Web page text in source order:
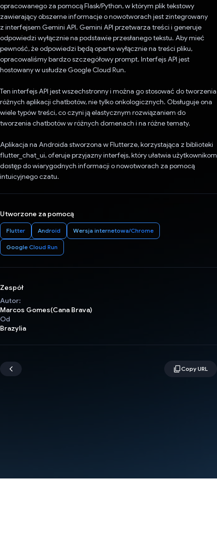
opracowanego za pomocą Flask/Python, w którym plik tekstowy
zawierający obszerne informacje o nowotworach jest zintegrowany
z interfejsem Gemini API. Gemini API przetwarza treści i generuje
odpowiedzi wyłącznie na podstawie przesłanego tekstu. Aby mieć
pewność, że odpowiedzi będą oparte wyłącznie na treści pliku,
opracowaliśmy bardzo szczegółowy prompt. Interfejs API jest
hostowany w usłudze Google Cloud Run.
Ten interfejs API jest wszechstronny i można go stosować do tworzenia
różnych aplikacji chatbotów, nie tylko onkologicznych. Obsługuje ona
wiele typów treści, co czyni ją elastycznym rozwiązaniem do
tworzenia chatbotów w różnych domenach i na różne tematy.
Aplikacja na Androida stworzona w Flutterze, korzystająca z biblioteki
flutter_chat_ui, oferuje przyjazny interfejs, który ułatwia użytkownikom
dostęp do wiarygodnych informacji o nowotworach za pomocą
intuicyjnego czatu.
Utworzone za pomocą
Flutter Android Wersja internetowa/Chrome
Google Cloud Run
Zespół
Autor:
Marcos Gomes(Cana Brava)
Od
Brazylia